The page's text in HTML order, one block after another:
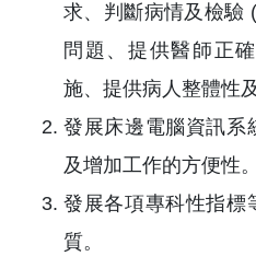
求、判斷病情及檢驗
問題、提供醫師正
施、提供病人整體性
發展床邊電腦資訊系
及增加工作的方便性。
發展各項專科性指標
質。